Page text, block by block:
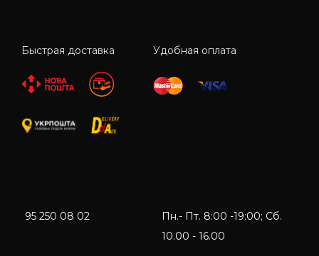
Быстрая доставка Удобная оплата
95 250 08 02
Пн.- Пт. 8:00 -19:00; Сб.
10.00 - 16.00